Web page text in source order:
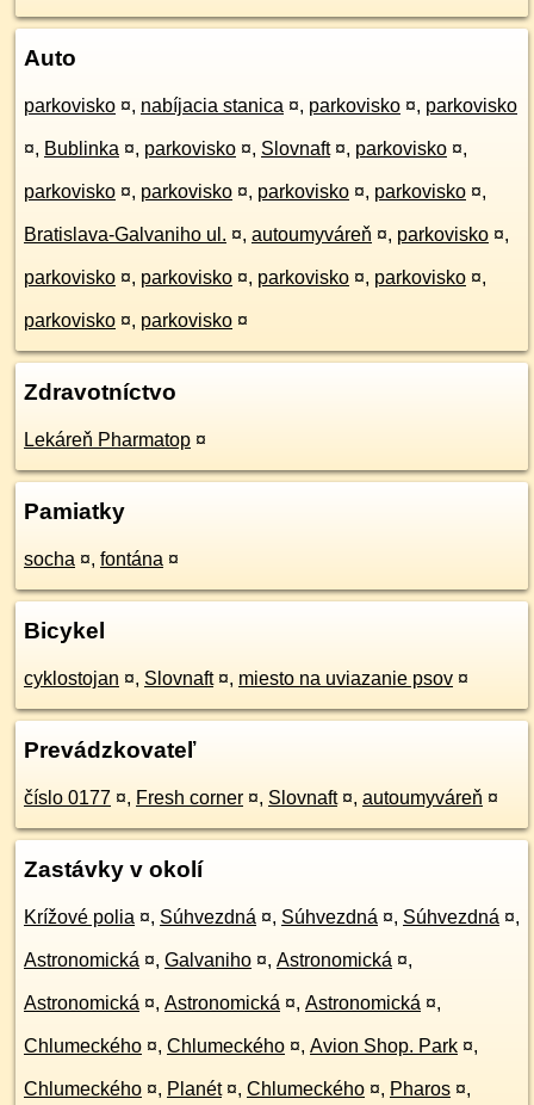
Auto
parkovisko ¤, nabíjacia stanica ¤, parkovisko ¤, parkovisko
¤, Bublinka ¤, parkovisko ¤, Slovnaft ¤, parkovisko ¤,
parkovisko ¤, parkovisko ¤, parkovisko ¤, parkovisko ¤,
Bratislava-Galvaniho ul. ¤, autoumyváreň ¤, parkovisko ¤,
parkovisko ¤, parkovisko ¤, parkovisko ¤, parkovisko ¤,
parkovisko ¤, parkovisko ¤
Zdravotníctvo
Lekáreň Pharmatop ¤
Pamiatky
socha ¤, fontána ¤
Bicykel
cyklostojan ¤, Slovnaft ¤, miesto na uviazanie psov ¤
Prevádzkovateľ
číslo 0177 ¤, Fresh corner ¤, Slovnaft ¤, autoumyváreň ¤
Zastávky v okolí
Krížové polia ¤, Súhvezdná ¤, Súhvezdná ¤, Súhvezdná ¤,
Astronomická ¤, Galvaniho ¤, Astronomická ¤,
Astronomická ¤, Astronomická ¤, Astronomická ¤,
Chlumeckého ¤, Chlumeckého ¤, Avion Shop. Park ¤,
Chlumeckého ¤, Planét ¤, Chlumeckého ¤, Pharos ¤,